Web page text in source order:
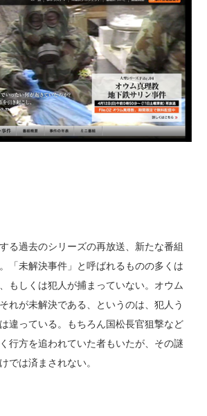
る過去のシリーズの再放送、新たな番組
「未解決事件」と呼ばれるものの多くは
もしくは犯人が捕まっていない。オウム
れが未解決である、というのは、犯人う
違っている。もちろん国松長官狙撃など
行方を追われていた者もいたが、その謎
では済まされない。